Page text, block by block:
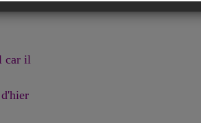
car il